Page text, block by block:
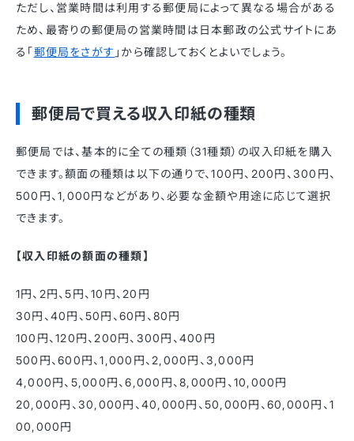
ただし、営業時間は利用する郵便局によって異なる場合がある
ため、最寄りの郵便局の営業時間は日本郵政の公式サイトにあ
る「郵便局をさがす 」から確認しておくとよいでしょう。
郵便局で買える収入印紙の種類
郵便局では、基本的に全ての種類（31種類）の収入印紙を購入
できます。額面の種類は以下の通りで、100円、200円、300円、
500円、1,000円などがあり、必要な金額や用途に応じて選択
できます。
【収入印紙の額面の種類】
1円、2円、5円、10円、20円
30円、40円、50円、60円、80円
100円、120円、200円、300円、400円
500円、600円、1,000円、2,000円、3,000円
4,000円、5,000円、6,000円、8,000円、10,000円
20,000円、30,000円、40,000円、50,000円、60,000円、1
00,000円